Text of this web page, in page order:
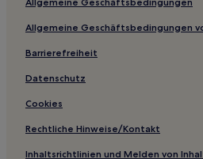
Allgemeine Geschäftsbedingungen
Barrierefreiheit
Datenschutz
Cookies
Rechtliche Hinweise/Kontakt
Inhaltsrichtlinien und Melden von